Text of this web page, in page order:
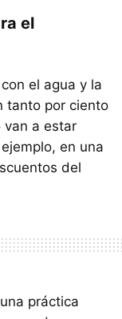
el
el agua y la
tanto por ciento
van a estar
en una
del
práctica